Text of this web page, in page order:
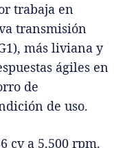
trabaja en
transmisión
más liviana y
ágiles en
de
de uso.
cv a 5.500 rpm.